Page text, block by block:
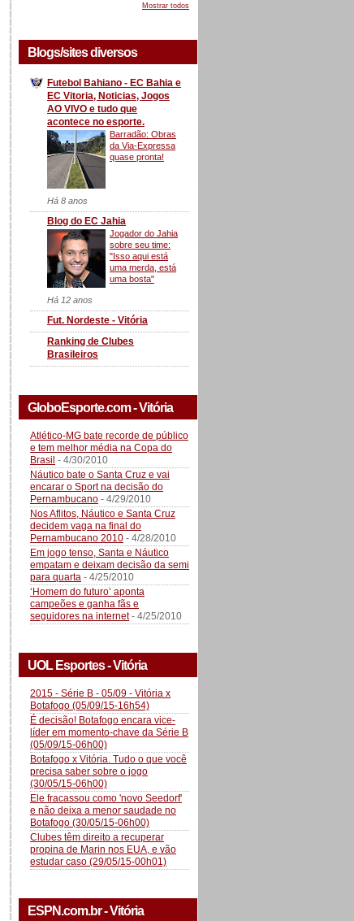
Mostrar todos
Blogs/sites diversos
Futebol Bahiano - EC Bahia e
EC Vitoria, Noticias, Jogos
AO VIVO e tudo que
acontece no esporte.
Barradão: Obras
da Via-Expressa
quase pronta!
Há 8 anos
Blog do EC Jahia
Jogador do Jahia
sobre seu time:
"Isso aqui está
uma merda, está
uma bosta"
Há 12 anos
Fut. Nordeste - Vitória
Ranking de Clubes
Brasileiros
GloboEsporte.com - Vitória
Atlético-MG bate recorde de público
e tem melhor média na Copa do
Brasil - 4/30/2010
Náutico bate o Santa Cruz e vai
encarar o Sport na decisão do
Pernambucano - 4/29/2010
Nos Aflitos, Náutico e Santa Cruz
decidem vaga na final do
Pernambucano 2010 - 4/28/2010
Em jogo tenso, Santa e Náutico
empatam e deixam decisão da semi
para quarta - 4/25/2010
‘Homem do futuro’ aponta
campeões e ganha fãs e
seguidores na internet- 4/25/2010
UOL Esportes - Vitória
2015 - Série B - 05/09 - Vitória x
Botafogo (05/09/15-16h54)
É decisão! Botafogo encara vice-
líder em momento-chave da Série B
(05/09/15-06h00)
Botafogo x Vitória. Tudo o que você
precisa saber sobre o jogo
(30/05/15-06h00)
Ele fracassou como 'novo Seedorf'
e não deixa a menor saudade no
Botafogo (30/05/15-06h00)
Clubes têm direito a recuperar
propina de Marin nos EUA, e vão
estudar caso (29/05/15-00h01)
ESPN.com.br - Vitória